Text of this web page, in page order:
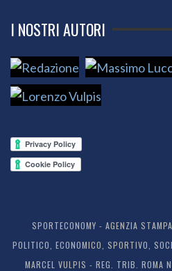
I NOSTRI AUTORI
SPORTECONOMY - AGENZIA
POLITICO, ECONOMICO, SPORTIVO,
MARCEL VULPIS - REG. TRIB.